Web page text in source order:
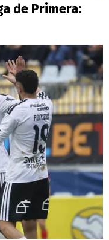
de Primera: